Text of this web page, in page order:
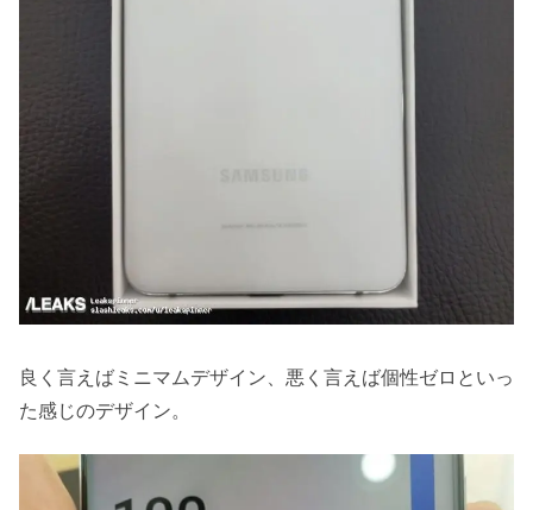
良く言えばミニマムデザイン、悪く言えば個性ゼロといっ
た感じのデザイン。